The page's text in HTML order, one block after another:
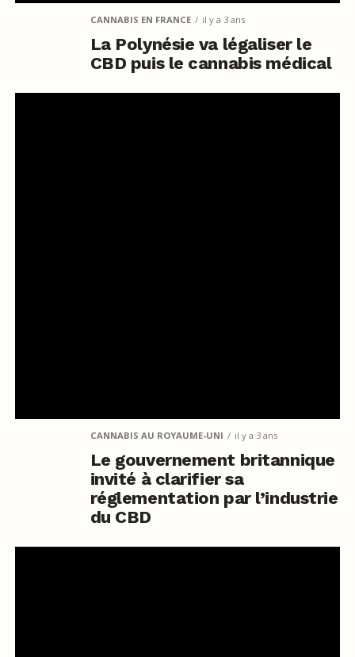
CANNABIS EN FRANCE il y a 3 ans
La Polynésie va légaliser le
CBD puis le cannabis médical
CANNABIS AU ROYAUME-UNI il y a 3 ans
Le gouvernement britannique
invité à clarifier sa
réglementation par l’industrie
du CBD